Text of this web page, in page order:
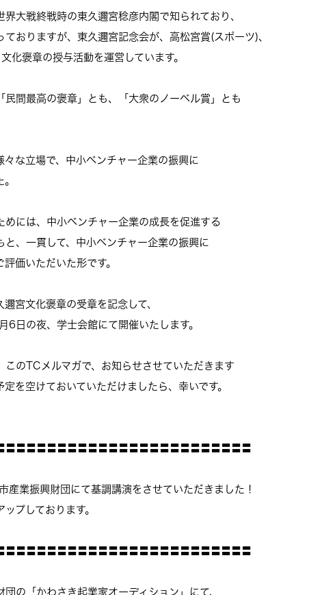
大戦終戦時の東久邇宮稔彦内閣で知られており、
おりますが、東久邇宮記念会が、高松宮賞(スポーツ)、
化褒章の授与活動を運営しています。
民間最高の褒章」とも、「大衆のノーベル賞」とも
々な立場で、中小ベンチャー企業の振興に
めには、中小ベンチャー企業の成長を促進する
と、一貫して、中小ベンチャー企業の振興に
価いただいた形です。
宮文化褒章の受章を記念して、
6日の夜、学士会館にて開催いたします。
このTCメルマガで、お知らせさせていただきます
を空けておいていただけましたら、幸いです。
〓〓〓〓〓〓〓〓〓〓〓〓〓〓〓〓〓〓〓〓〓〓〓〓
業振興財団にて基調講演をさせていただきました！
プしております。
〓〓〓〓〓〓〓〓〓〓〓〓〓〓〓〓〓〓〓〓〓〓〓〓
の「かわさき起業家オーディション」にて、